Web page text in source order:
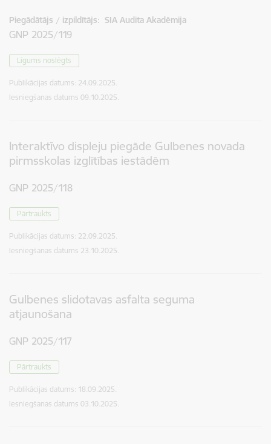
Piegādātājs / izpildītājs: SIA Audita Akadēmija
GNP 2025/119
Līgums noslēgts
Publikācijas datums: 24.09.2025.
Iesniegšanas datums 09.10.2025.
Interaktīvo displeju piegāde Gulbenes novada
pirmsskolas izglītības iestādēm
GNP 2025/118
Pārtraukts
Publikācijas datums: 22.09.2025.
Iesniegšanas datums 23.10.2025.
Gulbenes slidotavas asfalta seguma
atjaunošana
GNP 2025/117
Pārtraukts
Publikācijas datums: 18.09.2025.
Iesniegšanas datums 03.10.2025.